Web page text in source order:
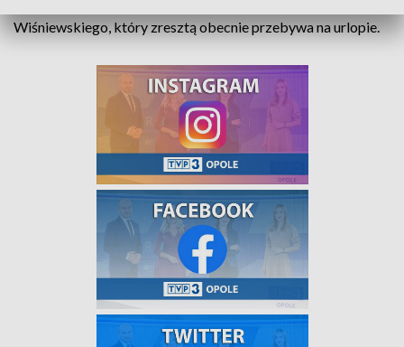
Wiśniewskiego, który zresztą obecnie przebywa na urlopie.